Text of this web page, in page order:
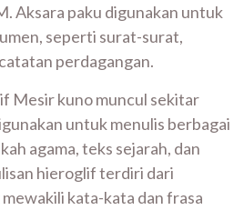
Aksara paku digunakan untuk
seperti surat-surat,
perdagangan.
Mesir kuno muncul sekitar
untuk menulis berbagai
agama, teks sejarah, dan
hieroglif terdiri dari
kata-kata dan frasa